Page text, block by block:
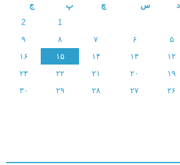
س
۱۲ ۱۳ ۱۴ ۱۵
۱۶
۱۹ ۲۱ ۲۲
۲۳
۲۶ ۲۷ ۲۸ ۲۹
۳۰